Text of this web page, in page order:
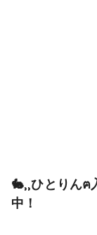
🐇⸒⸒ひとりん
中！